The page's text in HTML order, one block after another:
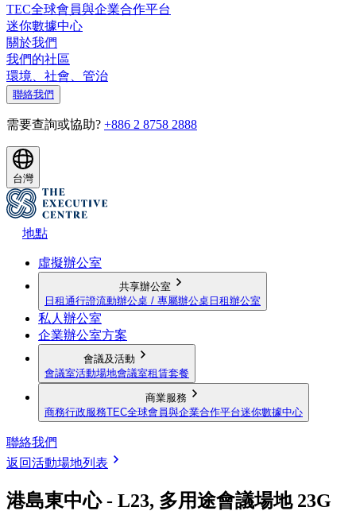
TEC全球會員與企業合作平台
迷你數據中心
關於我們
我們的社區
環境、社會、管治
聯絡我們
需要查詢或協助? +886 2 8758 2888
台灣
地點
虛擬辦公室
共享辦公室
日租通行證流動辦公桌 / 專屬辦公桌 日租辦公室
私人辦公室
企業辦公室方案
會議及活動
會議室活動場地會議室租賃套餐
商業服務
商務行政服務TEC全球會員與企業合作平台迷你數據中心
聯絡我們
返回活動場地列表
港島東中心 - L23, 多用途會議場地 23G